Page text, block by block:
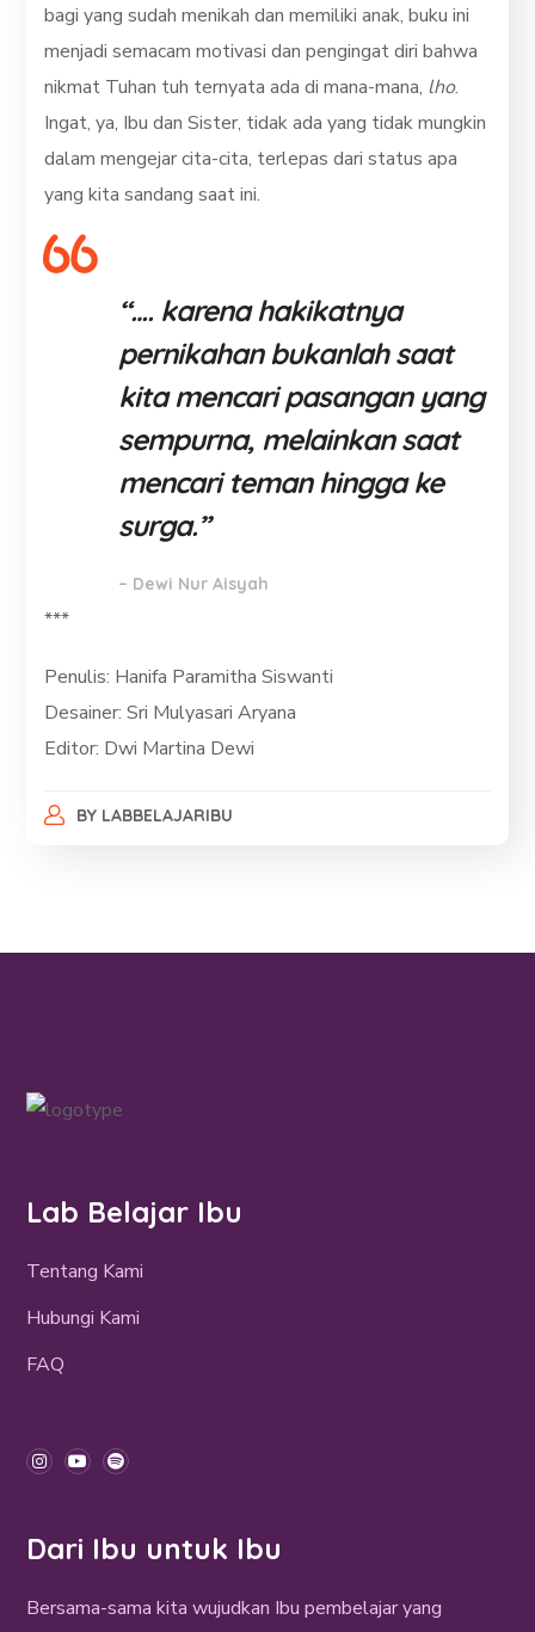
bagi yang sudah menikah dan memiliki anak, buku ini
menjadi semacam motivasi dan pengingat diri bahwa
nikmat Tuhan tuh ternyata ada di mana-mana, lho.
Ingat, ya, Ibu dan Sister, tidak ada yang tidak mungkin
dalam mengejar cita-cita, terlepas dari status apa
yang kita sandang saat ini.
“…. karena hakikatnya
pernikahan bukanlah saat
kita mencari pasangan yang
sempurna, melainkan saat
mencari teman hingga ke
surga.”
– Dewi Nur Aisyah
***
Penulis: Hanifa Paramitha Siswanti
Desainer: Sri Mulyasari Aryana
Editor: Dwi Martina Dewi
BY LABBELAJARIBU
Lab Belajar Ibu
Tentang Kami
Hubungi Kami
FAQ
Dari Ibu untuk Ibu
Bersama-sama kita wujudkan Ibu pembelajar yang